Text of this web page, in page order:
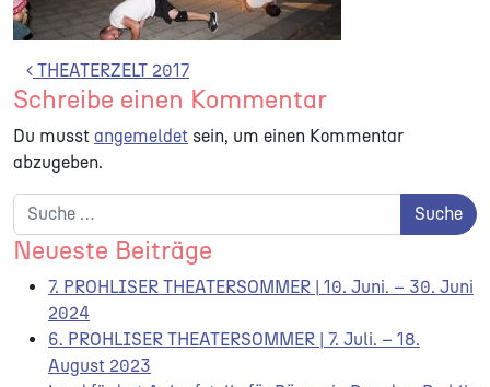
Beitrags-Navigation
THEATERZELT 2017
Schreibe einen Kommentar
Du musst angemeldet sein, um einen Kommentar
abzugeben.
Suche nach:
Neueste Beiträge
7. PROHLISER THEATERSOMMER | 10. Juni. – 30. Juni
2024
6. PROHLISER THEATERSOMMER | 7. Juli. – 18.
August 2023